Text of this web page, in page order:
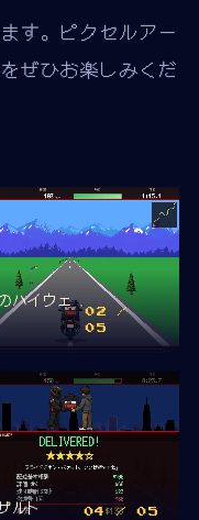
す。ピクセルアー
ぜひお楽しみくだ
ハイウェ
02
/
05
ルト 04/ 05